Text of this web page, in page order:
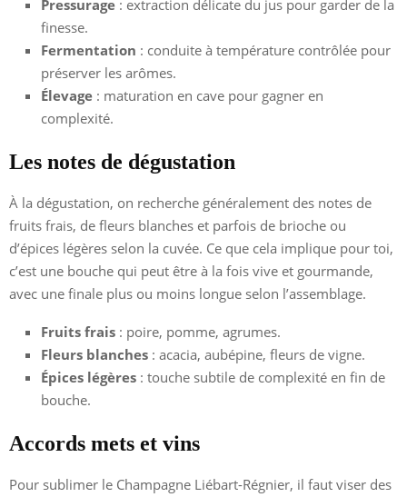
Pressurage : extraction délicate du jus pour garder de la
finesse.
Fermentation : conduite à température contrôlée pour
préserver les arômes.
Élevage : maturation en cave pour gagner en
complexité.
Les notes de dégustation
À la dégustation, on recherche généralement des notes de
fruits frais, de fleurs blanches et parfois de brioche ou
d’épices légères selon la cuvée. Ce que cela implique pour toi,
c’est une bouche qui peut être à la fois vive et gourmande,
avec une finale plus ou moins longue selon l’assemblage.
Fruits frais : poire, pomme, agrumes.
Fleurs blanches : acacia, aubépine, fleurs de vigne.
Épices légères : touche subtile de complexité en fin de
bouche.
Accords mets et vins
Pour sublimer le Champagne Liébart-Régnier, il faut viser des